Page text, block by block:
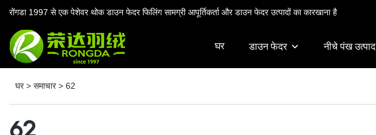
रोंगडा 1997 से एक पेशेवर थोक डाउन फेदर फिलिंग सामग्री आपूर्तिकर्ता और डाउन फेदर उत्पादों का कारखाना है
घर डाउन फेदर नीचे पंख उत्पाद
घर> समाचार> 62